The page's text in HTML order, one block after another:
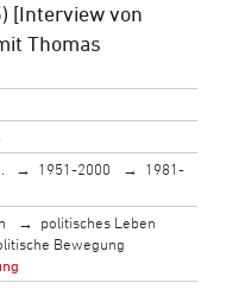
[Interview von
Thomas
1951-2000
1981-
politisches Leben
Bewegung